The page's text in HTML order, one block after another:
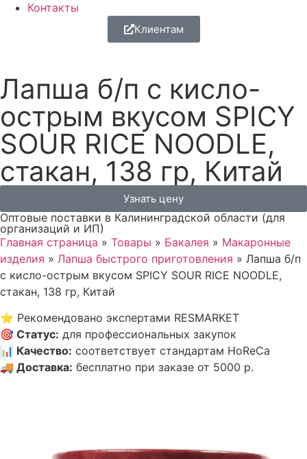
Контакты
Клиентам
Лапша б/п с кисло-
острым вкусом SPICY
SOUR RICE NOODLE,
стакан, 138 гр, Китай
Узнать цену
Оптовые поставки в Калининградской области (для
организаций и ИП)
Главная страница » Товары » Бакалея » Макаронные
изделия » Лапша быстрого приготовления » Лапша б/п
с кисло-острым вкусом SPICY SOUR RICE NOODLE,
стакан, 138 гр, Китай
⭐ Рекомендовано экспертами RESMARKET
🎯 Статус: для профессиональных закупок
📊 Качество: соответствует стандартам HoReCa
🚚 Доставка: бесплатно при заказе от 5000 р.